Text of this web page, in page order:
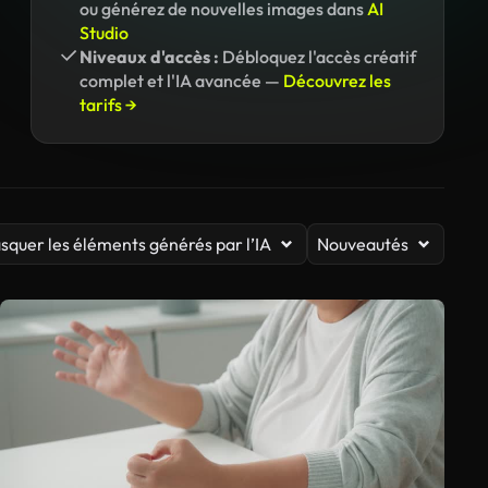
ou générez de nouvelles images dansAI
Studio
Niveaux d'accès : Débloquez l'accès créatif
complet et l'IA avancée — Découvrez les
tarifs →
les éléments générés par l’IA Nouveautés